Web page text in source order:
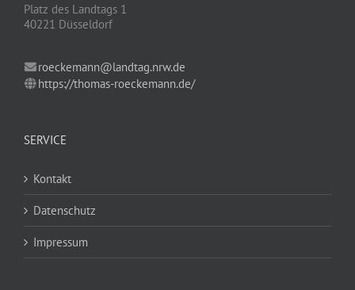
Platz des Landtags 1
40221 Düsseldorf
roeckemann@landtag.nrw.de
https://thomas-roeckemann.de/
SERVICE
Kontakt
Datenschutz
Impressum